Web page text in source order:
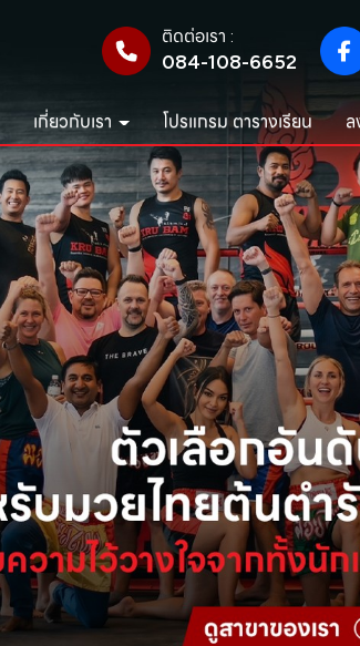
ติดต่อเรา :
084-108-6652
เกี่ยวกับเรา โปรแกรม ตารางเรียน ล